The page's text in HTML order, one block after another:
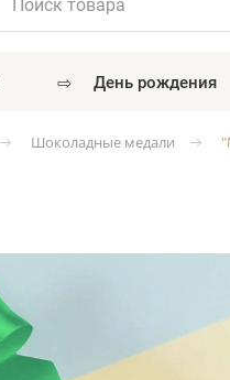
⇨ день рождения
Шоколадные медали